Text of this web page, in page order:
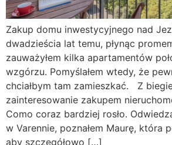
Zakup domu inwestycyjnego nad
dwadzieścia lat temu, płynąc
zauważyłem kilka apartamentów
wzgórzu. Pomyślałem wtedy, że
chciałbym tam zamieszkać. Z
zainteresowanie zakupem
Como coraz bardziej rosło.
w Varennie, poznałem Maurę, która
aby szczegółowo […]